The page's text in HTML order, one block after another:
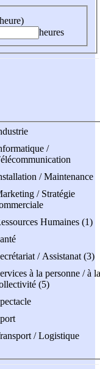
heures
/
/ Maintenance
/ Stratégie
Humaines (1)
/ Assistanat (3)
à la personne / à la
(5)
/ Logistique